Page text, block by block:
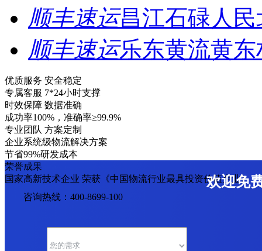
顺丰速运昌江石碌人
顺丰速运乐东黄流黄
优质服务 安全稳定
专属客服 7*24小时支撑
时效保障 数据准确
成功率100%，准确率≥99.9%
专业团队 方案定制
企业系统级物流解决方案
节省99%研发成本
荣誉成果
国家高新技术企业 荣获《中国物流行业最具投资价值企业》
欢迎免
咨询热线：400-8699-100